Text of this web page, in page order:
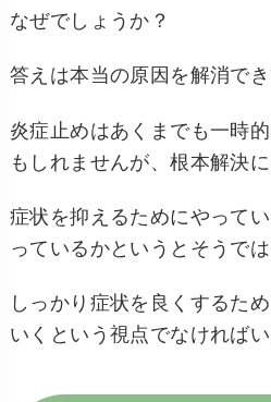
なぜでしょうか？
答えは本当の原因を解消で
炎症止めはあくまでも一時
もしれませんが、根本解決
症状を抑えるためにやって
っているかというとそうでは
しっかり症状を良くするた
いくという視点でなければい